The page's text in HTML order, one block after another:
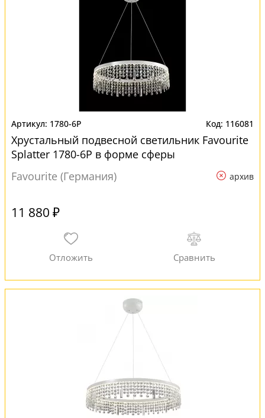
1780-6P 116081
Хрустальный подвесной светильник Favourite
Splatter 1780-6P в форме сферы
Favourite (Германия)
архив
11 880 ₽